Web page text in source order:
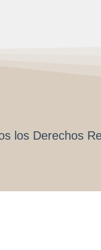
los Derechos